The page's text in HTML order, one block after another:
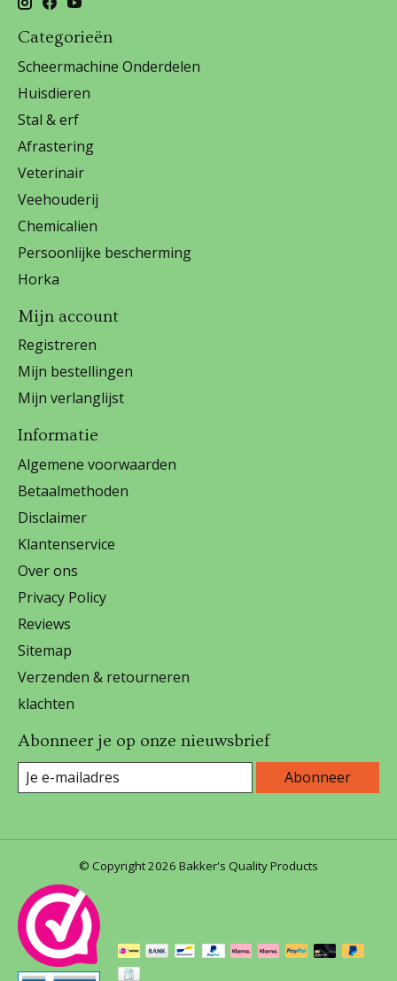
Categorieën
Scheermachine Onderdelen
Huisdieren
Stal & erf
Afrastering
Veterinair
Veehouderij
Chemicalien
Persoonlijke bescherming
Horka
Mijn account
Registreren
Mijn bestellingen
Mijn verlanglijst
Informatie
Algemene voorwaarden
Betaalmethoden
Disclaimer
Klantenservice
Over ons
Privacy Policy
Reviews
Sitemap
Verzenden & retourneren
klachten
Abonneer je op onze nieuwsbrief
Abonneer
© Copyright 2026 Bakker's Quality Products